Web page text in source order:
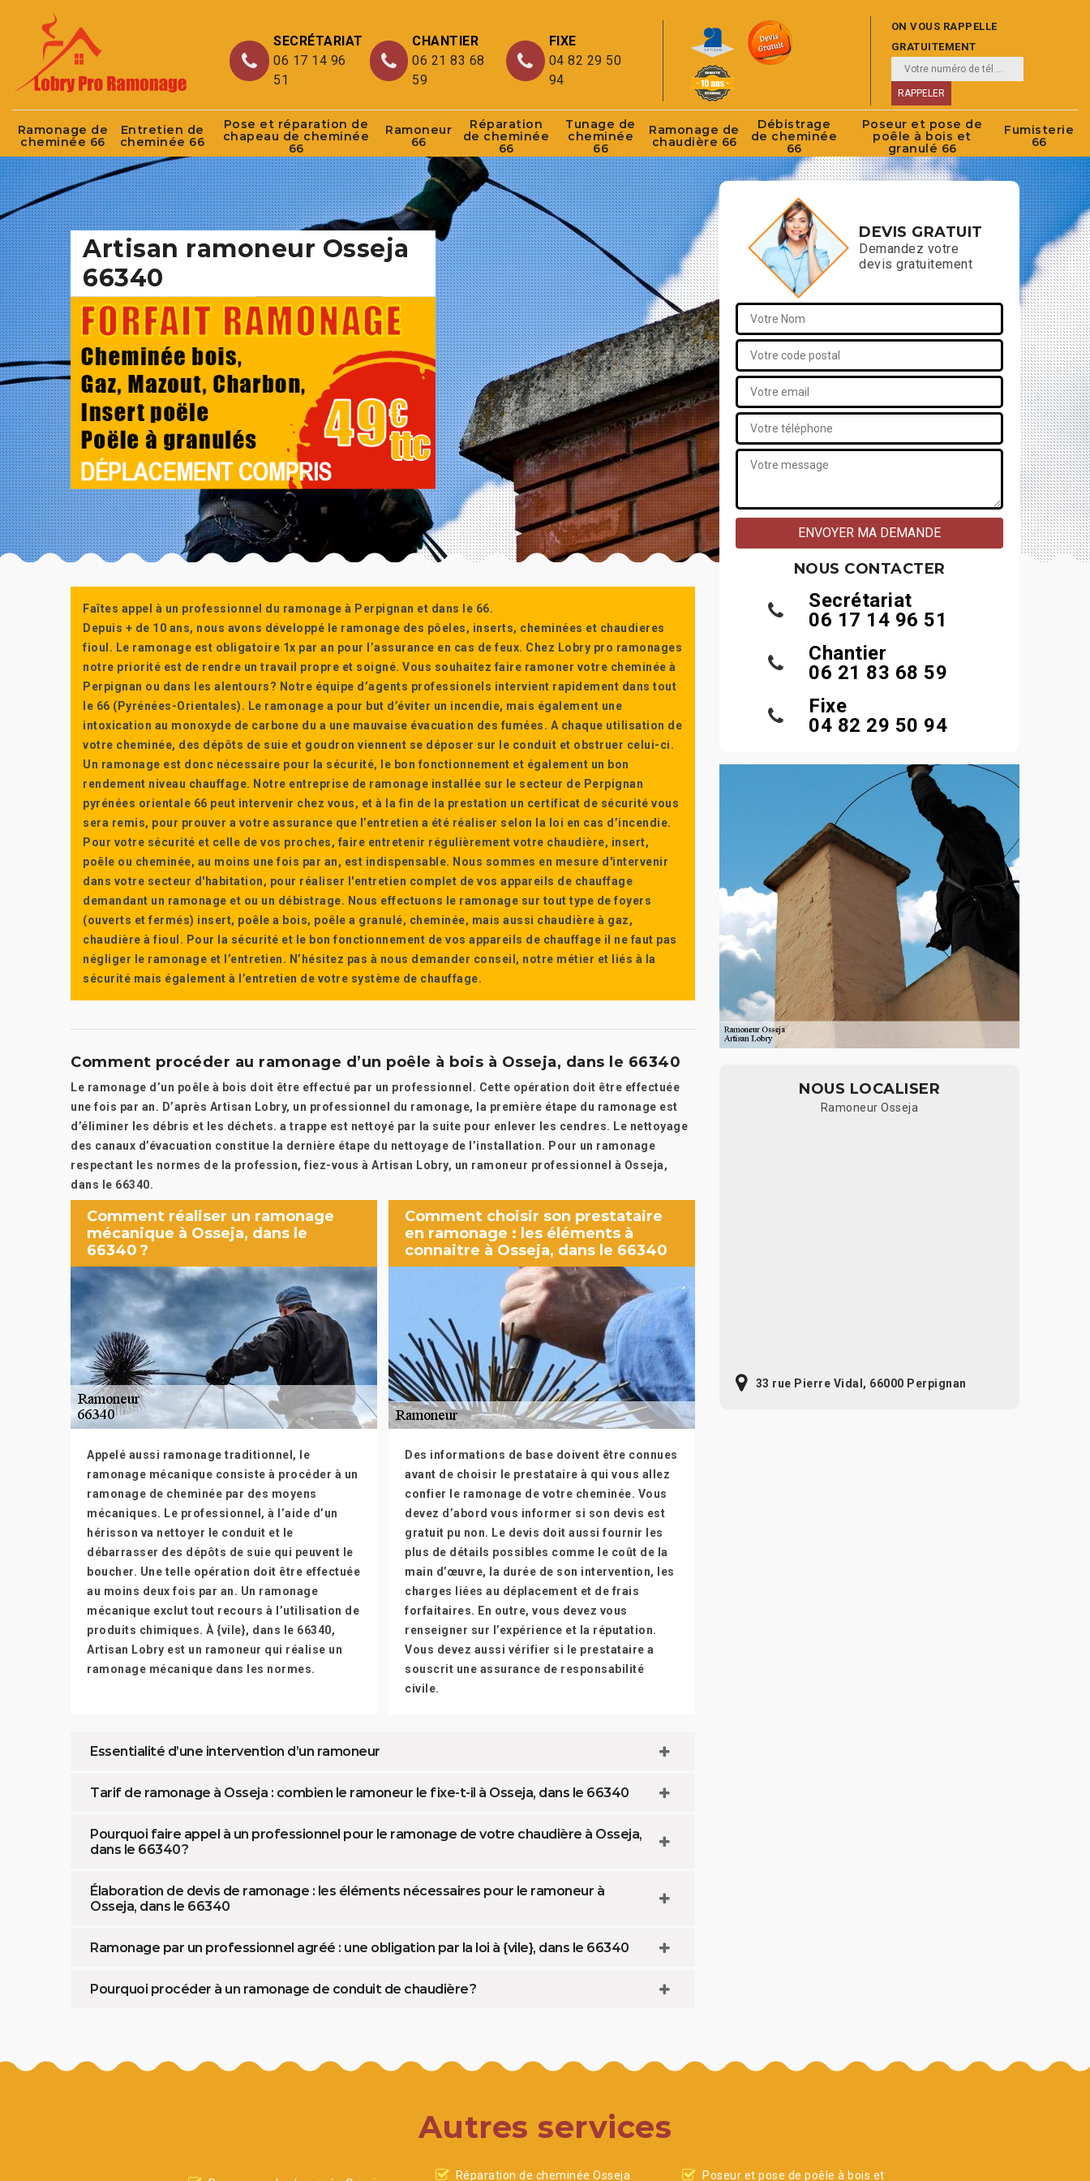
SECRÉTARIAT
06 17 14 96
51
CHANTIER
06 21 83 68
59
FIXE
04 82 29 50
94
ON VOUS RAPPELLE
GRATUITEMENT
Ramonage de
cheminée 66
Entretien de
cheminée 66
Pose et réparation de
chapeau de cheminée
66
Ramoneur
66
Réparation
de cheminée
66
Tunage de
cheminée
66
Ramonage de
chaudière 66
Débistrage
de cheminée
66
Poseur et pose de
poêle à bois et
granulé 66
Fumisterie
66
Artisan ramoneur Osseja
66340
Faîtes appel à un professionnel du ramonage à Perpignan et dans le 66.
Depuis + de 10 ans, nous avons développé le ramonage des pôeles, inserts, cheminées et chaudieres
fioul. Le ramonage est obligatoire 1x par an pour l’assurance en cas de feux. Chez Lobry pro ramonages
notre priorité est de rendre un travail propre et soigné. Vous souhaitez faire ramoner votre cheminée à
Perpignan ou dans les alentours? Notre équipe d’agents professionels intervient rapidement dans tout
le 66 (Pyrénées-Orientales). Le ramonage a pour but d’éviter un incendie, mais également une
intoxication au monoxyde de carbone du a une mauvaise évacuation des fumées. A chaque utilisation de
votre cheminée, des dépôts de suie et goudron viennent se déposer sur le conduit et obstruer celui-ci.
Un ramonage est donc nécessaire pour la sécurité, le bon fonctionnement et également un bon
rendement niveau chauffage. Notre entreprise de ramonage installée sur le secteur de Perpignan
pyrénées orientale 66 peut intervenir chez vous, et à la fin de la prestation un certificat de sécurité vous
sera remis, pour prouver a votre assurance que l’entretien a été réaliser selon la loi en cas d’incendie.
Pour votre sécurité et celle de vos proches, faire entretenir régulièrement votre chaudière, insert,
poêle ou cheminée, au moins une fois par an, est indispensable. Nous sommes en mesure d'intervenir
dans votre secteur d'habitation, pour réaliser l'entretien complet de vos appareils de chauffage
demandant un ramonage et ou un débistrage. Nous effectuons le ramonage sur tout type de foyers
(ouverts et fermés) insert, poêle a bois, poêle a granulé, cheminée, mais aussi chaudière à gaz,
chaudière à fioul. Pour la sécurité et le bon fonctionnement de vos appareils de chauffage il ne faut pas
négliger le ramonage et l’entretien. N’hésitez pas à nous demander conseil, notre métier et liés à la
sécurité mais également à l’entretien de votre système de chauffage.
Comment procéder au ramonage d’un poêle à bois à Osseja, dans le 66340
Le ramonage d’un poêle à bois doit être effectué par un professionnel. Cette opération doit être effectuée
une fois par an. D’après Artisan Lobry, un professionnel du ramonage, la première étape du ramonage est
d’éliminer les débris et les déchets. a trappe est nettoyé par la suite pour enlever les cendres. Le nettoyage
des canaux d’évacuation constitue la dernière étape du nettoyage de l’installation. Pour un ramonage
respectant les normes de la profession, fiez-vous à Artisan Lobry, un ramoneur professionnel à Osseja,
dans le 66340.
Comment réaliser un ramonage
mécanique à Osseja, dans le
66340 ?
Appelé aussi ramonage traditionnel, le
ramonage mécanique consiste à procéder à un
ramonage de cheminée par des moyens
mécaniques. Le professionnel, à l’aide d’un
hérisson va nettoyer le conduit et le
débarrasser des dépôts de suie qui peuvent le
boucher. Une telle opération doit être effectuée
au moins deux fois par an. Un ramonage
mécanique exclut tout recours à l’utilisation de
produits chimiques. À {vile}, dans le 66340,
Artisan Lobry est un ramoneur qui réalise un
ramonage mécanique dans les normes.
Comment choisir son prestataire
en ramonage : les éléments à
connaitre à Osseja, dans le 66340
Des informations de base doivent être connues
avant de choisir le prestataire à qui vous allez
confier le ramonage de votre cheminée. Vous
devez d’abord vous informer si son devis est
gratuit pu non. Le devis doit aussi fournir les
plus de détails possibles comme le coût de la
main d’œuvre, la durée de son intervention, les
charges liées au déplacement et de frais
forfaitaires. En outre, vous devez vous
renseigner sur l’expérience et la réputation.
Vous devez aussi vérifier si le prestataire a
souscrit une assurance de responsabilité
civile.
Essentialité d’une intervention d’un ramoneur
Tarif de ramonage à Osseja : combien le ramoneur le fixe-t-il à Osseja, dans le 66340
Pourquoi faire appel à un professionnel pour le ramonage de votre chaudière à Osseja,
dans le 66340 ?
Élaboration de devis de ramonage : les éléments nécessaires pour le ramoneur à
Osseja, dans le 66340
Ramonage par un professionnel agréé : une obligation par la loi à {vile}, dans le 66340
Pourquoi procéder à un ramonage de conduit de chaudière ?
DEVIS GRATUIT
Demandez votre
devis gratuitement
NOUS CONTACTER
Secrétariat
06 17 14 96 51
Chantier
06 21 83 68 59
Fixe
04 82 29 50 94
NOUS LOCALISER
Ramoneur Osseja
33 rue Pierre Vidal, 66000 Perpignan
Autres services
Réparation de cheminée Osseja Poseur et pose de poêle à bois et